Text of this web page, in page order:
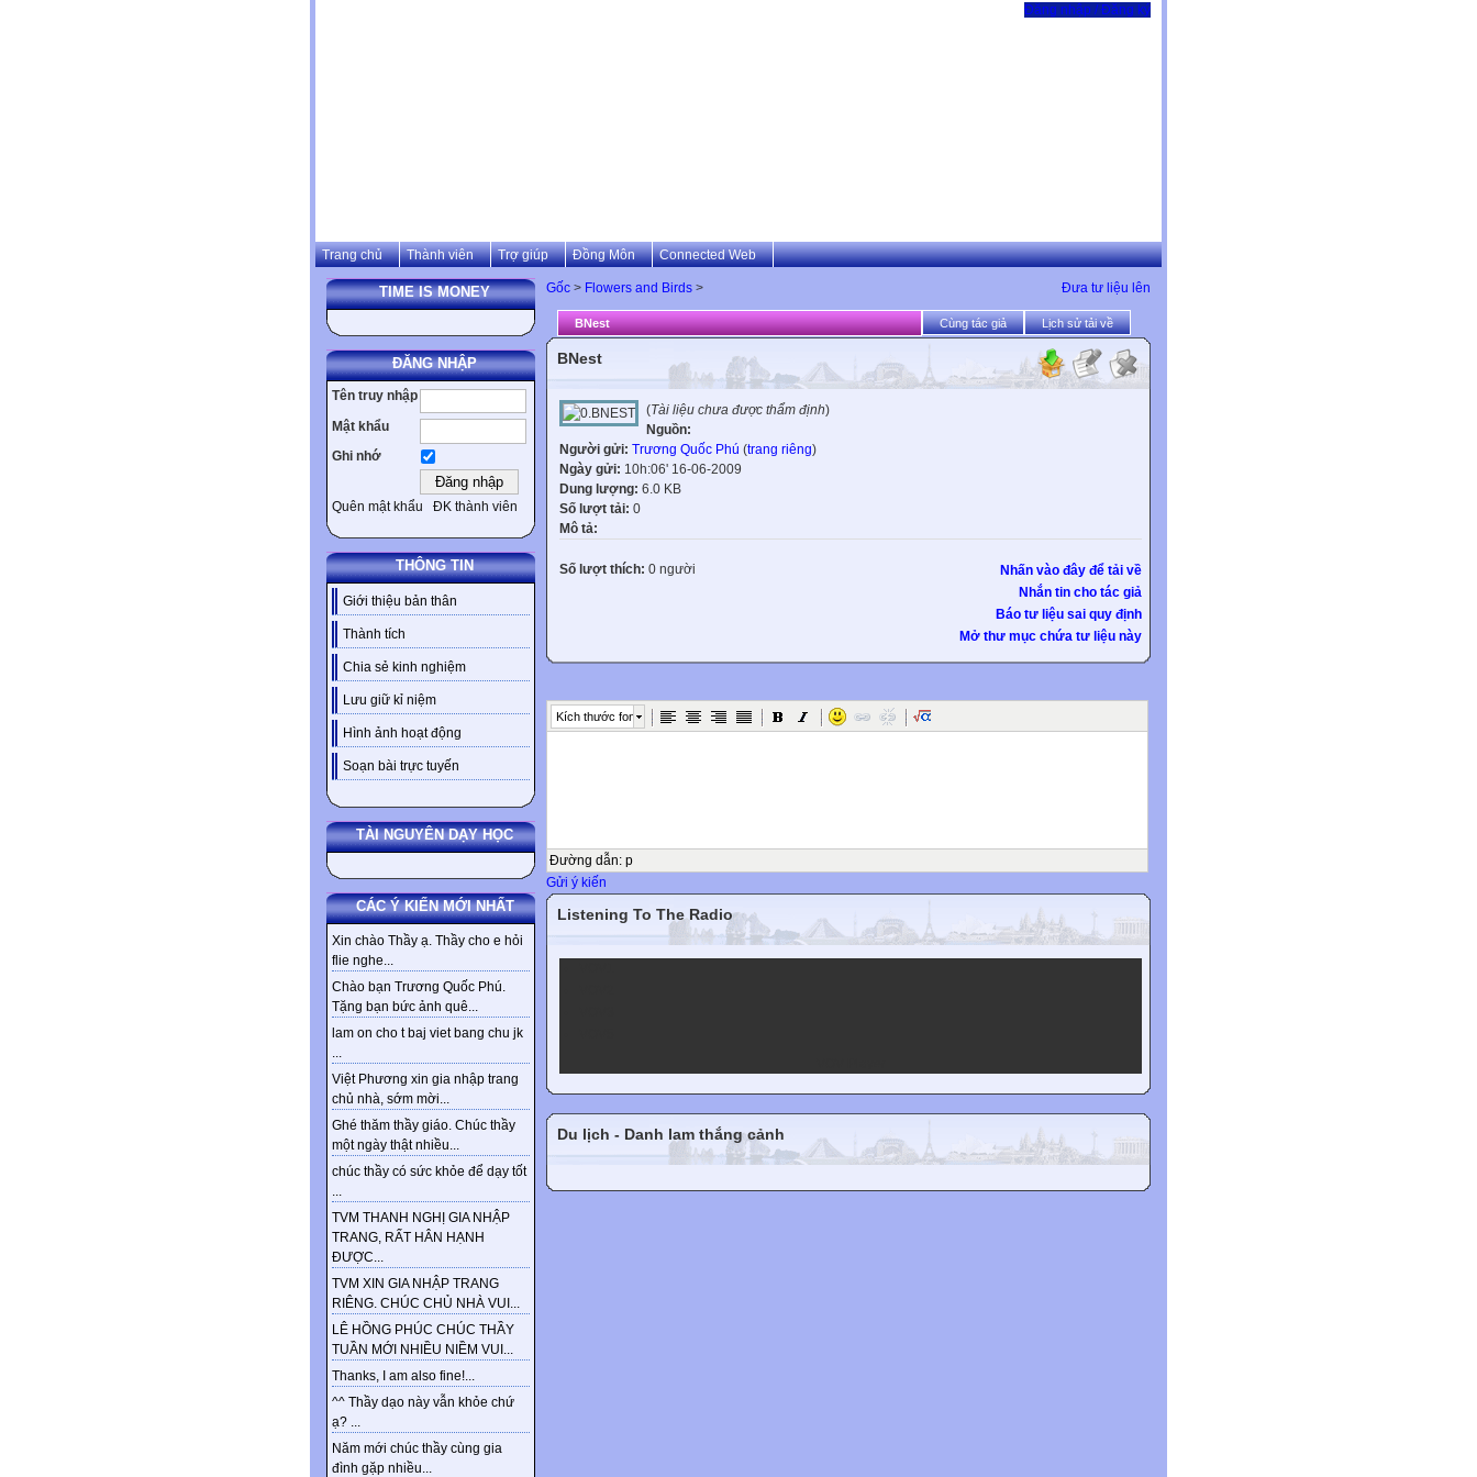
Đăng nhập / Đăng ký
Trang chủ Thành viên Trợ giúp Đồng Môn Connected Web
TIME IS MONEY
ĐĂNG NHẬP
Tên truy nhập
Mật khẩu
Ghi nhớ
Quên mật khẩu ĐK thành viên
THÔNG TIN
Giới thiệu bản thân
Thành tích
Chia sẻ kinh nghiệm
Lưu giữ kỉ niệm
Hình ảnh hoạt động
Soạn bài trực tuyến
TÀI NGUYÊN DẠY HỌC
CÁC Ý KIẾN MỚI NHẤT
Xin chào Thầy ạ. Thầy cho e hỏi
flie nghe...
Chào bạn Trương Quốc Phú.
Tặng bạn bức ảnh quê...
lam on cho t baj viet bang chu jk
...
Việt Phương xin gia nhập trang
chủ nhà, sớm mời...
Ghé thăm thầy giáo. Chúc thầy
một ngày thật nhiều...
chúc thầy có sức khỏe để dạy tốt
...
TVM THANH NGHỊ GIA NHẬP
TRANG, RẤT HÂN HẠNH
ĐƯỢC...
TVM XIN GIA NHẬP TRANG
RIÊNG. CHÚC CHỦ NHÀ VUI...
LÊ HỒNG PHÚC CHÚC THẦY
TUẦN MỚI NHIỀU NIỀM VUI...
Thanks, I am also fine!...
^^ Thầy dạo này vẫn khỏe chứ
ạ? ...
Năm mới chúc thầy cùng gia
đình gặp nhiều...
Đưa tư liệu lên
Gốc > Flowers and Birds >
BNest Cùng tác giả Lịch sử tải về
BNest
(Tài liệu chưa được thẩm định)
Nguồn:
Người gửi: Trương Quốc Phú (trang riêng)
Ngày gửi: 10h:06' 16-06-2009
Dung lượng: 6.0 KB
Số lượt tải: 0
Mô tả:
Nhấn vào đây để tải về
Nhắn tin cho tác giả
Báo tư liệu sai quy định
Mở thư mục chứa tư liệu này
Số lượt thích: 0 người
Kích thước font
Đường dẫn: p
Gửi ý kiến
Listening To The Radio
Du lịch - Danh lam thắng cảnh